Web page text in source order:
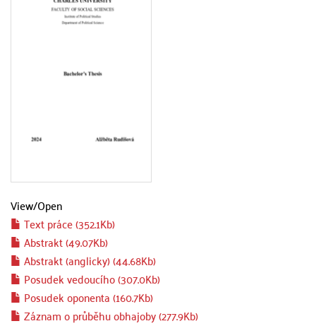
View/Open
Text práce (352.1Kb)
Abstrakt (49.07Kb)
Abstrakt (anglicky) (44.68Kb)
Posudek vedoucího (307.0Kb)
Posudek oponenta (160.7Kb)
Záznam o průběhu obhajoby (277.9Kb)